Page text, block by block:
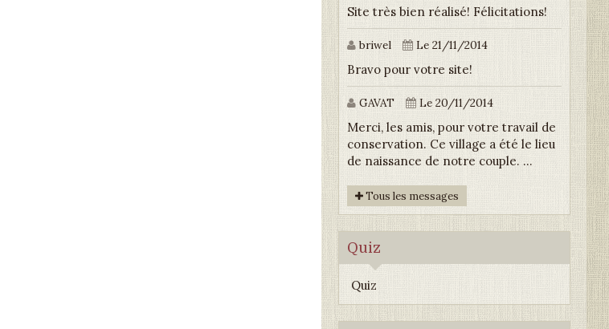
Site très bien réalisé! Félicitations!
briwel Le 21/11/2014
Bravo pour votre site!
GAVAT Le 20/11/2014
Merci, les amis, pour votre travail de
conservation. Ce village a été le lieu
de naissance de notre couple. ...
Tous les messages
Quiz
Quiz